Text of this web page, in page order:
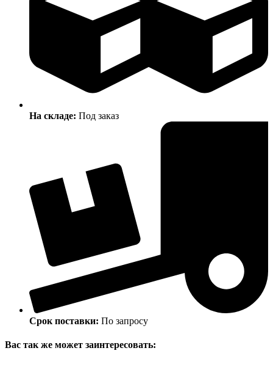
На складе: Под заказ
Срок поставки: По запросу
Вас так же может заинтересовать: